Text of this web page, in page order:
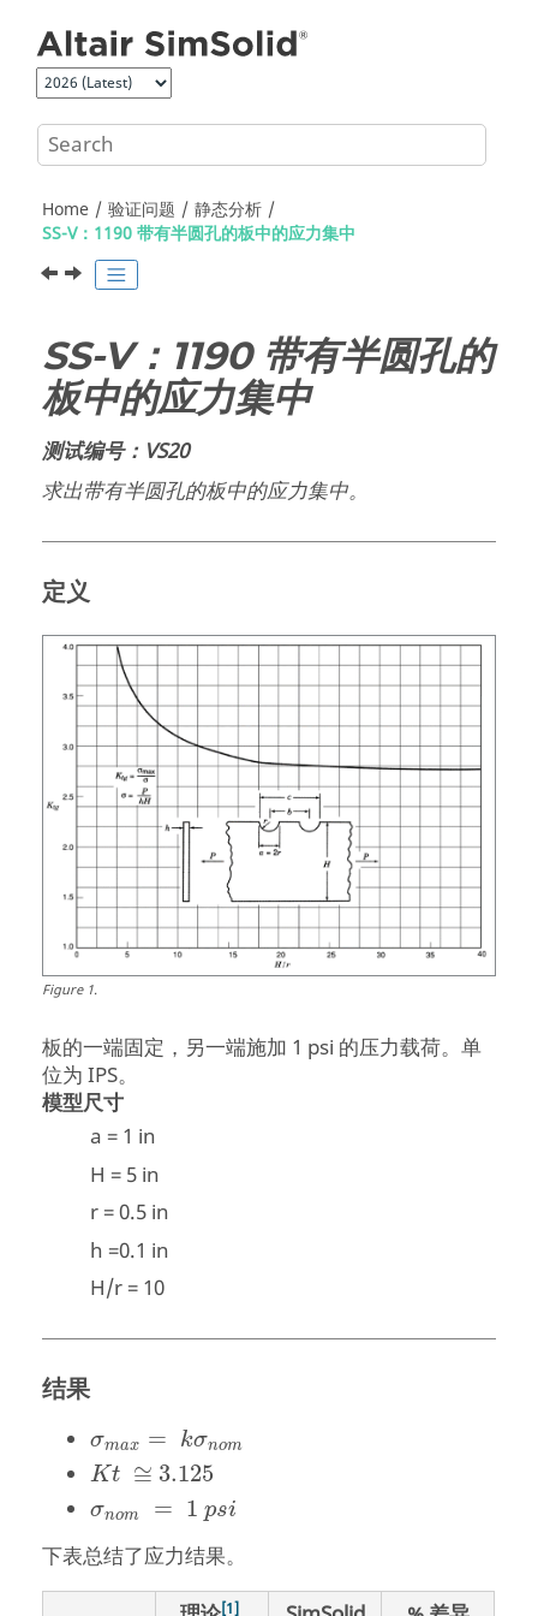
Home 验证问题
静态分析
SS-V：1190 带有半圆孔的板中的应力集中
SS-V：1190 带有半圆孔的
板中的应力集中
测试编号：VS20
求出带有半圆孔的板中的应力集中。
定义
Figure1.
板的一端固定，另一端施加 1 psi 的压力载荷。单
位为 IPS。
模型尺寸
a = 1 in
H = 5 in
r = 0.5 in
h =0.1 in
H/r = 10
结果
σmax = kσnom
Kt ≅ 3.125
σnom = 1 psi
下表总结了应力结果。
1